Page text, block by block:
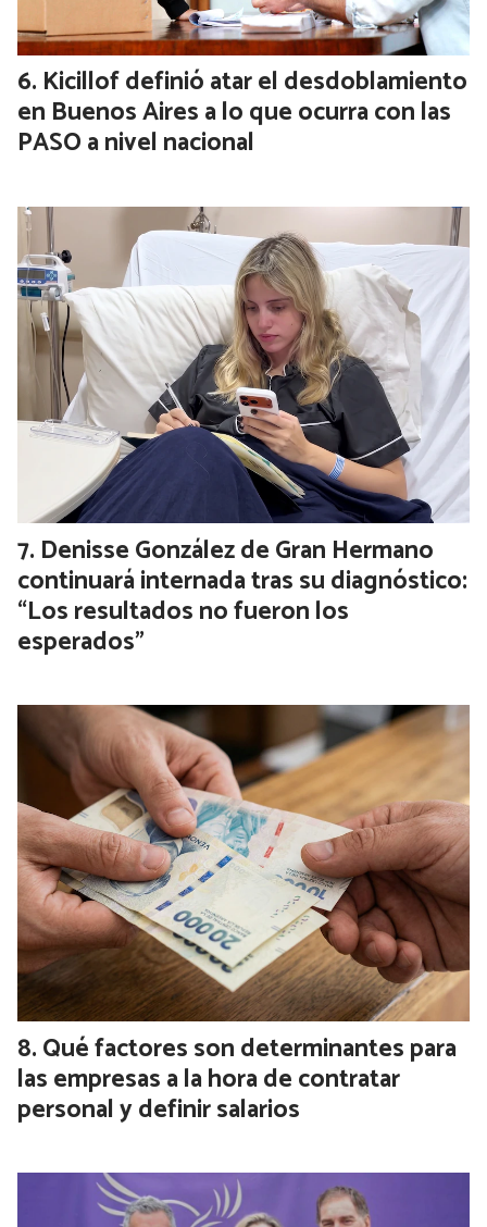
Kicillof definió atar el desdoblamiento
en Buenos Aires a lo que ocurra con las
PASO a nivel nacional
Denisse González de Gran Hermano
continuará internada tras su diagnóstico:
“Los resultados no fueron los
esperados”
Qué factores son determinantes para
las empresas a la hora de contratar
personal y definir salarios